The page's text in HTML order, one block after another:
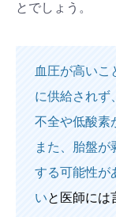
とでしょう。
血圧が高いこ
に供給されず
不全や低酸素
また、胎盤が
する可能性が
いと医師には